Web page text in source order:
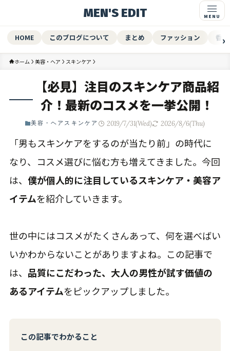
MEN'S EDIT
HOME このブログについて まとめ ファッション 香水
ホーム 美容・ヘア スキンケア
【必見】注目のスキンケア商品紹
介！最新のコスメを一挙公開！
美容・ヘア スキンケア 2019/7/31(Wed) 2026/8/6(Thu)
「男もスキンケアをするのが当たり前」の時代に
なり、コスメ選びに悩む方も増えてきました。今回
は、 僕が個人的に注目しているスキンケア・美容ア
イテムを紹介していきます。
世の中にはコスメがたくさんあって、何を選べばい
いかわからないことがありますよね。この記事で
は、 品質にこだわった、大人の男性が試す価値の
あるアイテムをピックアップしました。
この記事でわかること